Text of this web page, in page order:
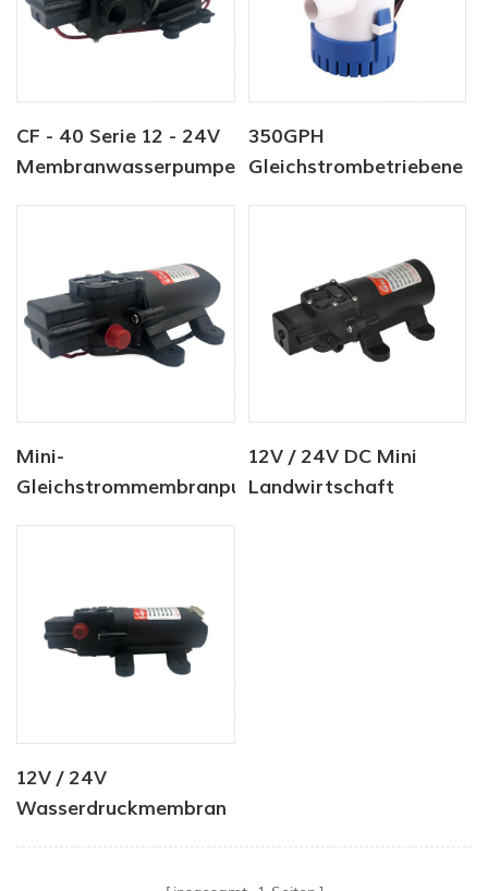
CF - 40 Serie 12 - 24V
Membranwasserpumpe
350GPH
Gleichstrombetriebene
Mini-
Gleichstrommembranpumpe
12V / 24V DC Mini
Landwirtschaft
12V / 24V
Wasserdruckmembran